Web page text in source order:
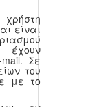
είναι
έχουν
Σε
του
με το